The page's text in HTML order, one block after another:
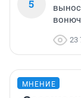
5
23
МНЕНИЕ